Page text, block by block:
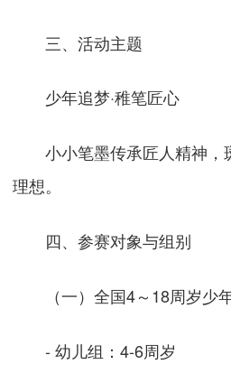
三、活动主题
少年追梦·稚笔匠心
小小笔墨传承匠人精神，
理想。
四、参赛对象与组别
（一）全国4～18周岁少
- 幼儿组：4-6周岁